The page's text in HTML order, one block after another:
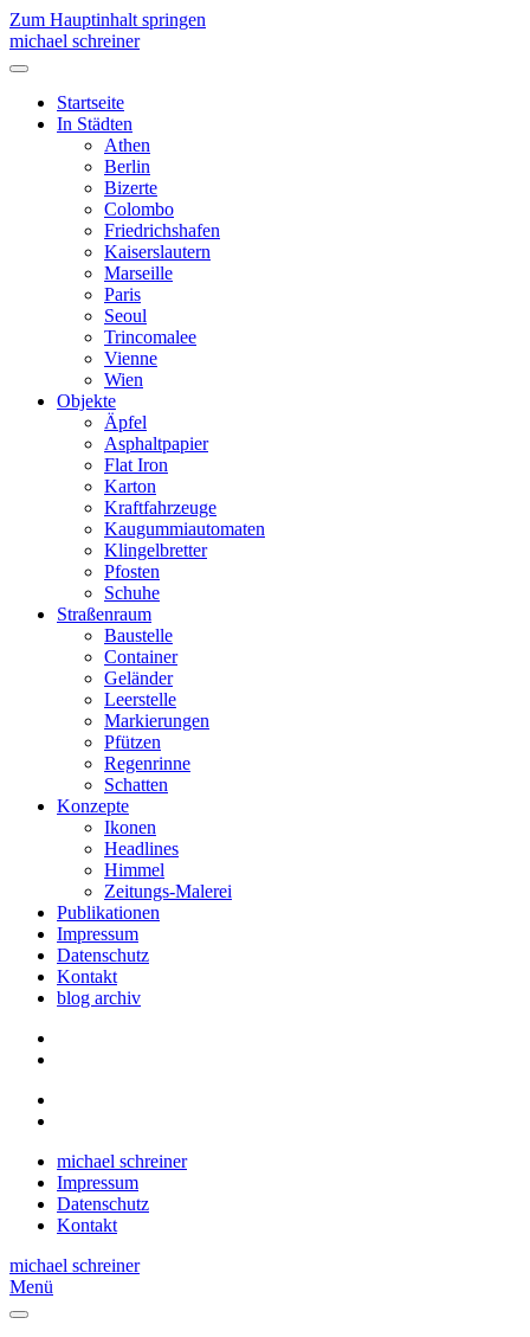
Zum Hauptinhalt springen
michael schreiner
Startseite
In Städten
Athen
Berlin
Bizerte
Colombo
Friedrichshafen
Kaiserslautern
Marseille
Paris
Seoul
Trincomalee
Vienne
Wien
Objekte
Äpfel
Asphaltpapier
Flat Iron
Karton
Kraftfahrzeuge
Kaugummiautomaten
Klingelbretter
Pfosten
Schuhe
Straßenraum
Baustelle
Container
Geländer
Leerstelle
Markierungen
Pfützen
Regenrinne
Schatten
Konzepte
Ikonen
Headlines
Himmel
Zeitungs-Malerei
Publikationen
Impressum
Datenschutz
Kontakt
blog archiv
michael schreiner
Impressum
Datenschutz
Kontakt
michael schreiner
Menü